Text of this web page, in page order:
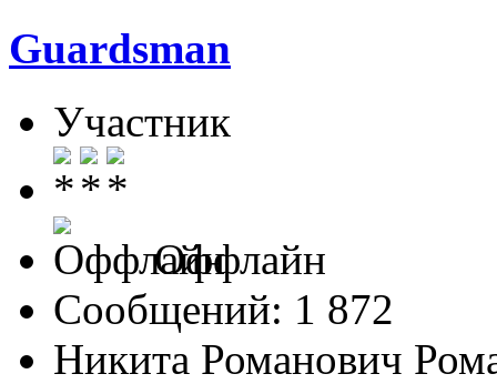
Guardsman
Участник
Оффлайн
Сообщений: 1 872
Никита Романович